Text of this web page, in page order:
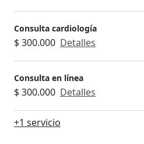
Consulta cardiología
$ 300.000 Detalles
Consulta en línea
$ 300.000 Detalles
+1 servicio